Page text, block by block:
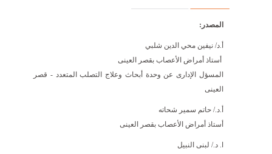
المصدر:
أ.د/ نيفين محي الدين شلبي
أستاذ أمراض الأعصاب بقصر العينى
المسؤل الإدارى عن وحدة أبحاث وعلاج التصلب المتعدد - قصر
العينى
أ.د./ حاتم سمير شحاته
أستاذ أمراض الأعصاب بقصر العينى
ا. د./ لبنى النبيل